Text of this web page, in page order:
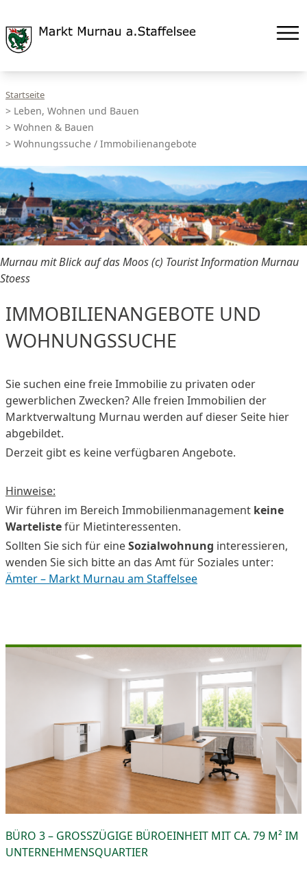
Startseite
> Leben, Wohnen und Bauen
> Wohnen & Bauen
> Wohnungssuche / Immobilienangebote
Murnau mit Blick auf das Moos (c) Tourist Information Murnau
Stoess
IMMOBILIENANGEBOTE UND
WOHNUNGSSUCHE
Sie suchen eine freie Immobilie zu privaten oder
gewerblichen Zwecken? Alle freien Immobilien der
Marktverwaltung Murnau werden auf dieser Seite hier
abgebildet.
Derzeit gibt es keine verfügbaren Angebote.
Hinweise:
Wir führen im Bereich Immobilienmanagement keine
Wartelistefür Mietinteressenten.
Sollten Sie sich für eineSozialwohnung interessieren,
wenden Sie sich bitte an das Amt für Soziales unter:
Ämter – Markt Murnau am Staffelsee
BÜRO 3 – GROSSZÜGIGE BÜROEINHEIT MIT CA. 79 M² IM U
NTERNEHMENSQUARTIER